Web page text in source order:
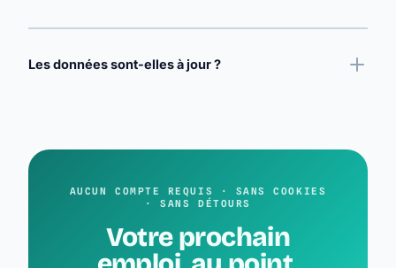
Les données sont-elles à jour ?
AUCUN COMPTE REQUIS · SANS COOKIES
· SANS DÉTOURS
Votre prochain